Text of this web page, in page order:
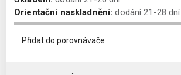
Orientační naskladnění: dodání 21-28 dní
Přidat do porovnávače